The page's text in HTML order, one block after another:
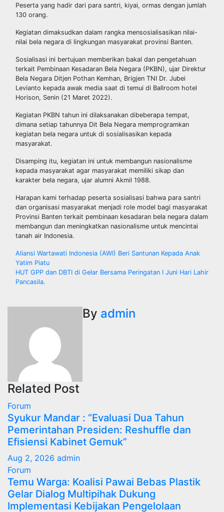
Peserta yang hadir dari para santri, kiyai, ormas dengan jumlah
130 orang.
Kegiatan dimaksudkan dalam rangka mensosialisasikan nilai-
nilai bela negara di lingkungan masyarakat provinsi Banten.
Sosialisasi ini bertujuan memberikan bakal dan pengetahuan
terkait Pembinaan Kesadaran Bela Negara (PKBN), ujar Direktur
Bela Negara Ditjen Pothan Kemhan, Brigjen TNI Dr. Jubei
Levianto kepada awak media saat di temui di Ballroom hotel
Horison, Senin (21 Maret 2022).
Kegiatan PKBN tahun ini dilaksanakan dibeberapa tempat,
dimana setiap tahunnya Dit Bela Negara memprogramkan
kegiatan bela negara untuk di sosialisasikan kepada
masyarakat.
Disamping itu, kegiatan ini untuk membangun nasionalisme
kepada masyarakat agar masyarakat memiliki sikap dan
karakter bela negara, ujar alumni Akmil 1988.
Harapan kami terhadap peserta sosialisasi bahwa para santri
dan organisasi masyarakat menjadi role model bagi masyarakat
Provinsi Banten terkait pembinaan kesadaran bela negara dalam
membangun dan meningkatkan nasionalisme untuk mencintai
tanah air Indonesia.
Post
navigation
Aliansi Wartawati Indonesia (AWI) Beri Santunan Kepada Anak
Yatim Piatu
HUT GPP dan DBTI di Gelar Bersama Peringatan I Juni Hari Lahir
Pancasila.
By admin
Related Post
Forum
Syukur Mandar : “Evaluasi Dua Tahun
Pemerintahan Presiden: Reshuffle dan
Efisiensi Kabinet Gemuk”
Aug 2, 2026 admin
Forum
Temu Warga: Koalisi Pawai Bebas Plastik
Gelar Dialog Multipihak Dukung
Implementasi Kebijakan Pengelolaan